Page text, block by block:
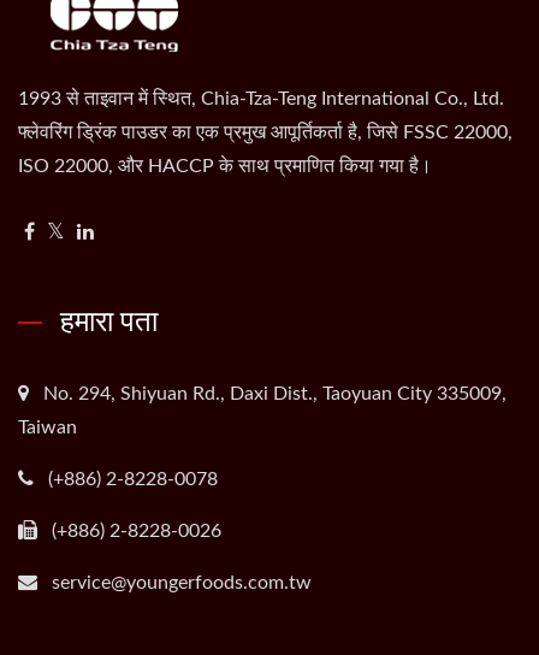
1993 से ताइवान में स्थित, Chia-Tza-Teng International Co., Ltd.
फ्लेवरिंग ड्रिंक पाउडर का एक प्रमुख आपूर्तिकर्ता है, जिसे FSSC 22000,
ISO 22000, और HACCP के साथ प्रमाणित किया गया है।
हमारा पता
No. 294, Shiyuan Rd., Daxi Dist., Taoyuan City 335009,
Taiwan
(+886) 2-8228-0078
(+886) 2-8228-0026
service@youngerfoods.com.tw